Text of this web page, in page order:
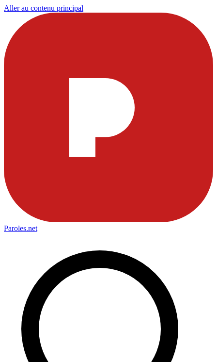
Aller au contenu principal
Paroles.net